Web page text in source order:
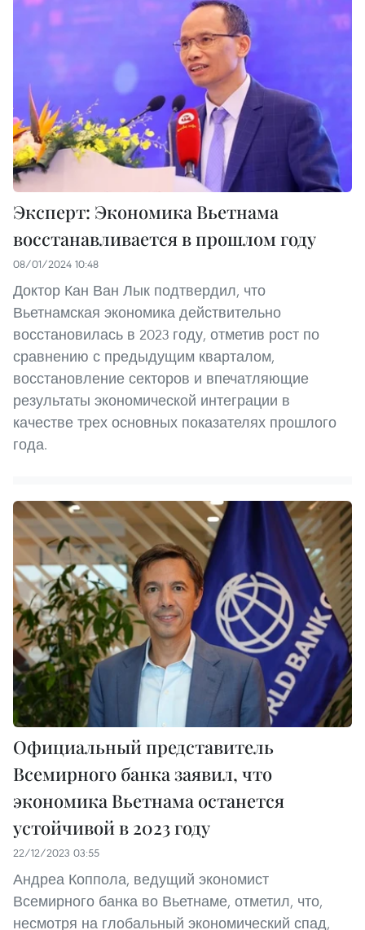
Эксперт: Экономика Вьетнама
восстанавливается в прошлом году
08/01/2024 10:48
Доктор Кан Ван Лык подтвердил, что
Вьетнамская экономика действительно
восстановилась в 2023 году, отметив рост по
сравнению с предыдущим кварталом,
восстановление секторов и впечатляющие
результаты экономической интеграции в
качестве трех основных показателях прошлого
года.
Официальный представитель
Всемирного банка заявил, что
экономика Вьетнама останется
устойчивой в 2023 году
22/12/2023 03:55
Андреа Коппола, ведущий экономист
Всемирного банка во Вьетнаме, отметил, что,
несмотря на глобальный экономический спад,